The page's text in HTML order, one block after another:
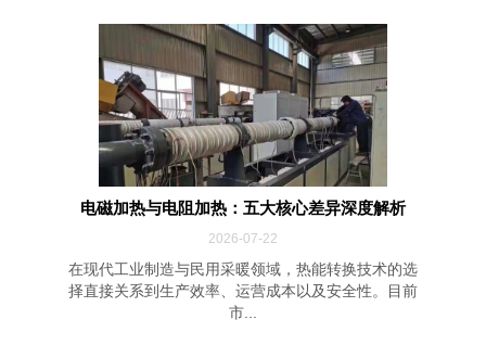
电磁加热与电阻加热：五大核心差异深度解析
2026-07-22
在现代工业制造与民用采暖领域，热能转换技术的选
择直接关系到生产效率、运营成本以及安全性。目前
市...